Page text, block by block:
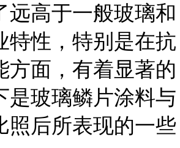
远高于一般玻璃和
特性，特别是在抗
方面，有着显著的
是玻璃鳞片涂料与
照后所表现的一些